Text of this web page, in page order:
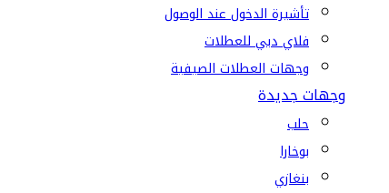
تأشيرة الدخول عند الوصول
فلاي دبي للعطلات
وجهات العطلات الصيفية
وجهات جديدة
حلب
بوخارا
بنغازي